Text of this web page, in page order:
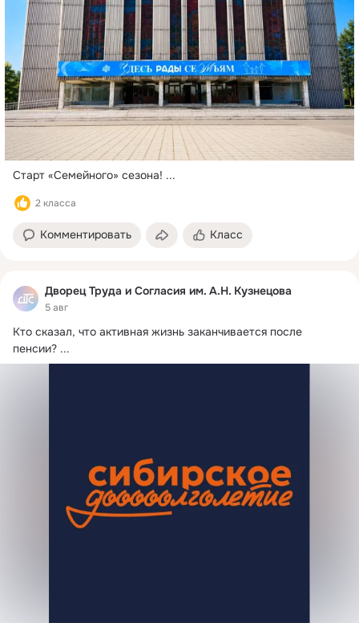
Старт «Семейного» сезона! ...
2 класса
Комментировать Класс
Дворец Труда и Согласия им. А.Н. Кузнецова
5 авг
Кто сказал, что активная жизнь заканчивается после
пенсии? ...